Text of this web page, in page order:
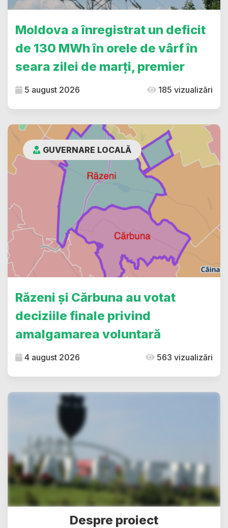
Moldova a înregistrat un deficit
de 130 MWh în orele de vârf în
seara zilei de marți, premier
5 august 2026 185 vizualizări
GUVERNARE LOCALĂ
Răzeni și Cărbuna au votat
deciziile finale privind
amalgamarea voluntară
4 august 2026 563 vizualizări
Despre proiect